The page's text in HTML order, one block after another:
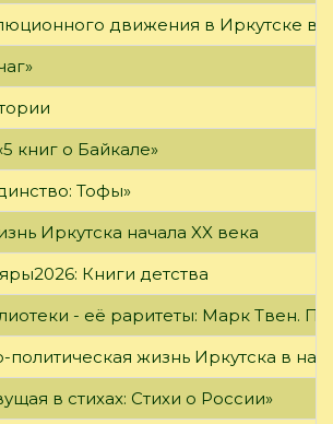
движения в Иркутске в
книг о Байкале»
Тофы»
Иркутска начала XX века
Книги детства
- её раритеты: Марк Твен.
жизнь Иркутска в
в стихах: Стихи о России»